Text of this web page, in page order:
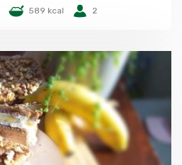
589 kcal 2